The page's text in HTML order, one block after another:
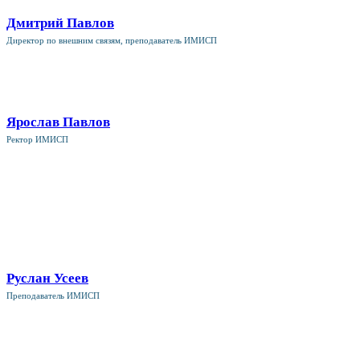
Дмитрий Павлов
Директор по внешним связям, преподаватель ИМИСП
Ярослав Павлов
Ректор ИМИСП
Руслан Усеев
Преподаватель ИМИСП